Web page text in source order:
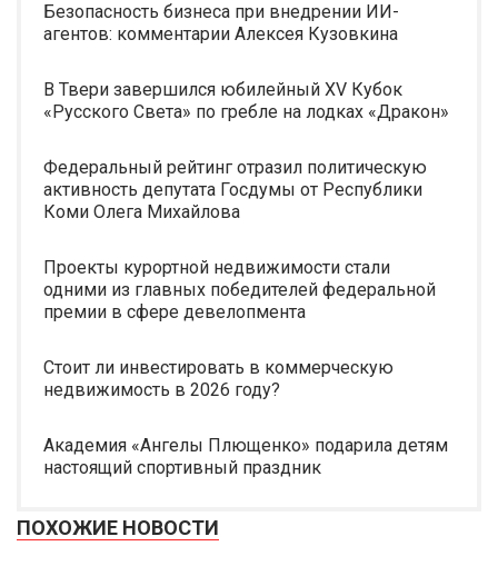
Безопасность бизнеса при внедрении ИИ-
агентов: комментарии Алексея Кузовкина
В Твери завершился юбилейный XV Кубок
«Русского Света» по гребле на лодках «Дракон»
Федеральный рейтинг отразил политическую
активность депутата Госдумы от Республики
Коми Олега Михайлова
Проекты курортной недвижимости стали
одними из главных победителей федеральной
премии в сфере девелопмента
Стоит ли инвестировать в коммерческую
недвижимость в 2026 году?
Академия «Ангелы Плющенко» подарила детям
настоящий спортивный праздник
ПОХОЖИЕ НОВОСТИ